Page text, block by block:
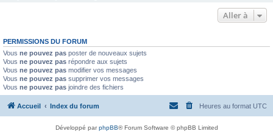
Aller à
PERMISSIONS DU FORUM
Vous ne pouvez pas poster de nouveaux sujets
Vous ne pouvez pas répondre aux sujets
Vous ne pouvez pas modifier vos messages
Vous ne pouvez pas supprimer vos messages
Vous ne pouvez pas joindre des fichiers
Accueil Index du forum Heures au format UTC
Développé parphpBB® Forum Software © phpBB Limited